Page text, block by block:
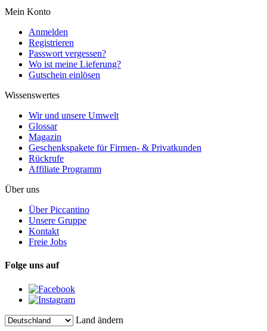
Mein Konto
Anmelden
Registrieren
Passwort vergessen?
Wo ist meine Lieferung?
Gutschein einlösen
Wissenswertes
Wir und unsere Umwelt
Glossar
Magazin
Geschenkspakete für Firmen- & Privatkunden
Rückrufe
Affiliate Programm
Über uns
Über Piccantino
Unsere Gruppe
Kontakt
Freie Jobs
Folge uns auf
Land ändern